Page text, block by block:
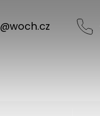
@woch.cz